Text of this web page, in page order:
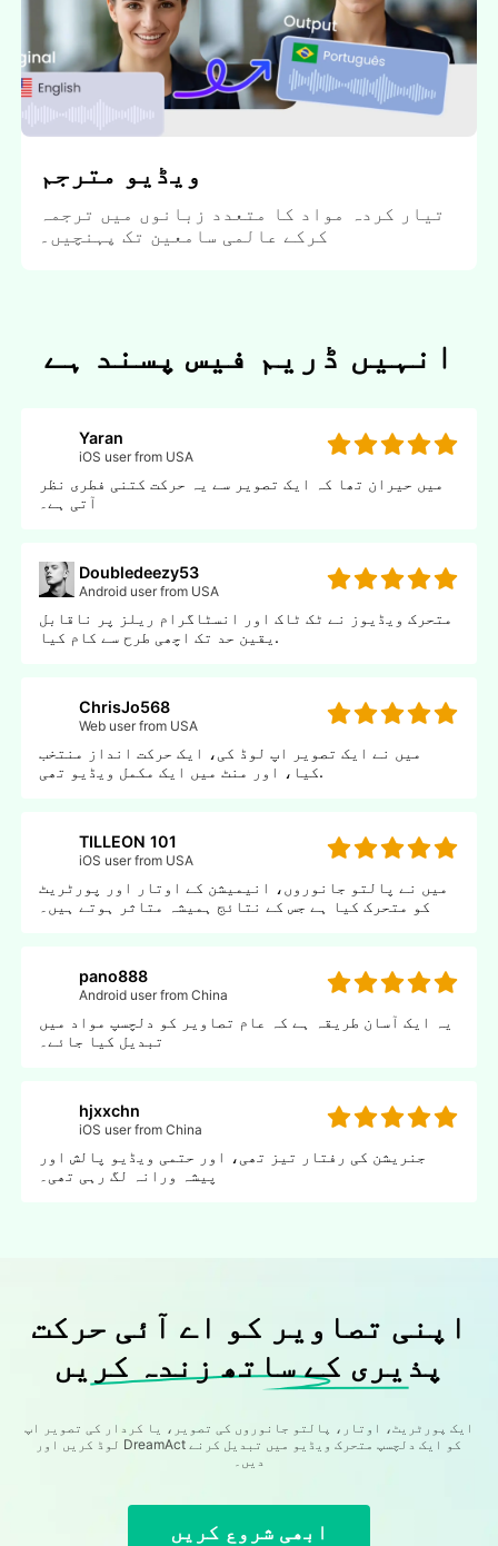
ویڈیو مترجم
تیار کردہ مواد کا متعدد زبانوں میں ترجمہ
کرکے عالمی سامعین تک پہنچیں۔
انہیں ڈریم فیس پسند ہے
Yaran
iOS user from USA
میں حیران تھا کہ ایک تصویر سے یہ حرکت کتنی فطری نظر
آتی ہے۔
Doubledeezy53
Android user from USA
متحرک ویڈیوز نے ٹک ٹاک اور انسٹاگرام ریلز پر ناقابل
یقین حد تک اچھی طرح سے کام کیا.
ChrisJo568
Web user from USA
میں نے ایک تصویر اپ لوڈ کی، ایک حرکت انداز منتخب
کیا، اور منٹ میں ایک مکمل ویڈیو تھی.
TILLEON 101
iOS user from USA
میں نے پالتو جانوروں، انیمیشن کے اوتار اور پورٹریٹ
کو متحرک کیا ہے جس کے نتائج ہمیشہ متاثر ہوتے ہیں۔
pano888
Android user from China
یہ ایک آسان طریقہ ہے کہ عام تصاویر کو دلچسپ مواد میں
تبدیل کیا جائے۔
hjxxchn
iOS user from China
جنریشن کی رفتار تیز تھی، اور حتمی ویڈیو پالش اور
پیشہ ورانہ لگ رہی تھی۔
اپنی تصاویر کو اے آئی حرکت
پذیری کے ساتھ زندہ کریں
ایک پورٹریٹ، اوتار، پالتو جانوروں کی تصویر، یا کردار کی تصویر اپ
لوڈ کریں اور DreamAct کو ایک دلچسپ متحرک ویڈیو میں تبدیل کرنے
دیں۔
ابھی شروع کریں